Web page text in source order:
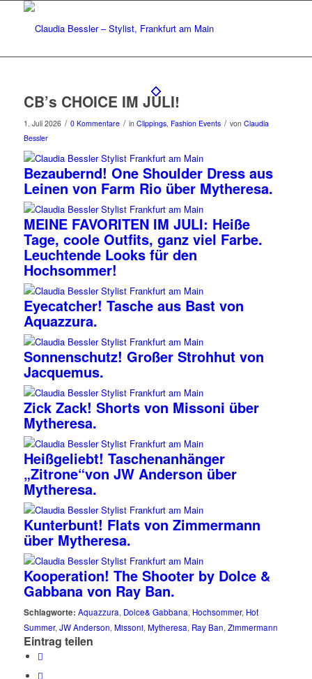
CB’s CHOICE IM JULI!
1. Juli 2026 / 0 Kommentare / in Clippings, Fashion Events / von Claudia
Bessler
Bezaubernd! One Shoulder Dress aus
Leinen von Farm Rio über Mytheresa.
MEINE FAVORITEN IM JULI: Heiße
Tage, coole Outfits, ganz viel Farbe.
Leuchtende Looks für den
Hochsommer!
Eyecatcher! Tasche aus Bast von
Aquazzura.
Sonnenschutz! Großer Strohhut von
Jacquemus.
Zick Zack! Shorts von Missoni über
Mytheresa.
Heißgeliebt! Taschenanhänger
„Zitrone“von JW Anderson über
Mytheresa.
Kunterbunt! Flats von Zimmermann
über Mytheresa.
Kooperation! The Shooter by Dolce &
Gabbana von Ray Ban.
Schlagworte: Aquazzura, Dolce& Gabbana, Hochsommer, Hot
Summer, JW Anderson, Missoni, Mytheresa, Ray Ban, Zimmermann
Eintrag teilen